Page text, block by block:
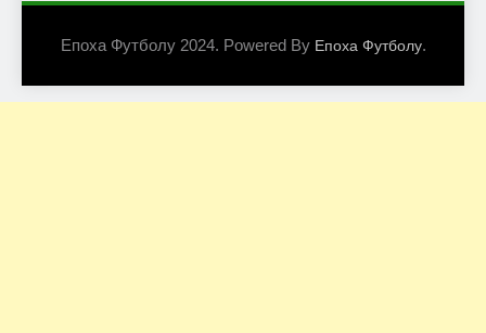
Епоха Футболу 2024. Powered By Епоха Футболу.